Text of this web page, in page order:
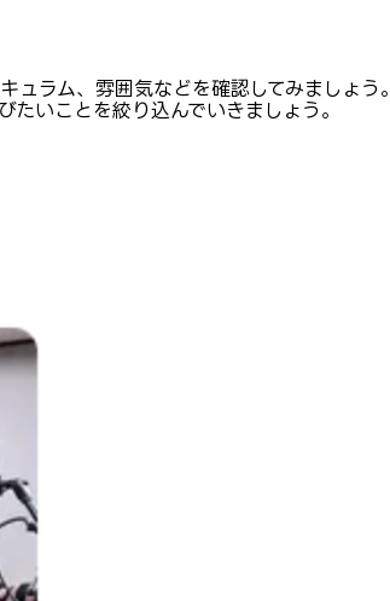
ラム、雰囲気などを確認してみましょう。
いことを絞り込んでいきましょう。